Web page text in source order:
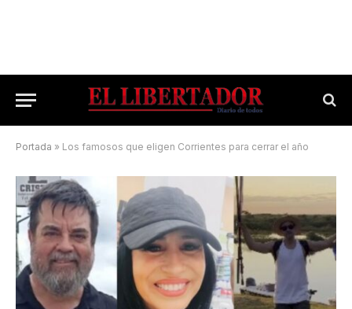
Portada » Los famosos que eligen Corrientes para cerrar el año